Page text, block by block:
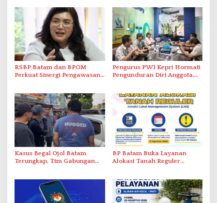
RSBP Batam dan BPOM
Perkuat Sinergi Pengawasan
Pengurus PWI Kepri Hormati
Pengunduran Diri Anggota,
Kasus Begal Ojol Batam
Terungkap, Tim Gabungan
BP Batam Buka Layanan
Alokasi Tanah Reguler